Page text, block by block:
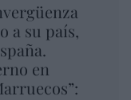
a su país,
en